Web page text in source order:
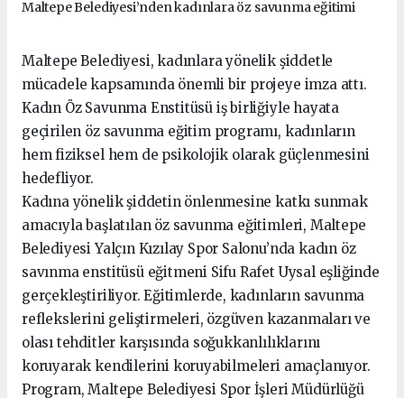
Maltepe Belediyesi’nden kadınlara öz savunma eğitimi
Maltepe Belediyesi, kadınlara yönelik şiddetle
mücadele kapsamında önemli bir projeye imza attı.
Kadın Öz Savunma Enstitüsü iş birliğiyle hayata
geçirilen öz savunma eğitim programı, kadınların
hem fiziksel hem de psikolojik olarak güçlenmesini
hedefliyor.
Kadına yönelik şiddetin önlenmesine katkı sunmak
amacıyla başlatılan öz savunma eğitimleri, Maltepe
Belediyesi Yalçın Kızılay Spor Salonu’nda kadın öz
savınma enstitüsü eğitmeni Sifu Rafet Uysal eşliğinde
gerçekleştiriliyor. Eğitimlerde, kadınların savunma
reflekslerini geliştirmeleri, özgüven kazanmaları ve
olası tehditler karşısında soğukkanlılıklarını
koruyarak kendilerini koruyabilmeleri amaçlanıyor.
Program, Maltepe Belediyesi Spor İşleri Müdürlüğü